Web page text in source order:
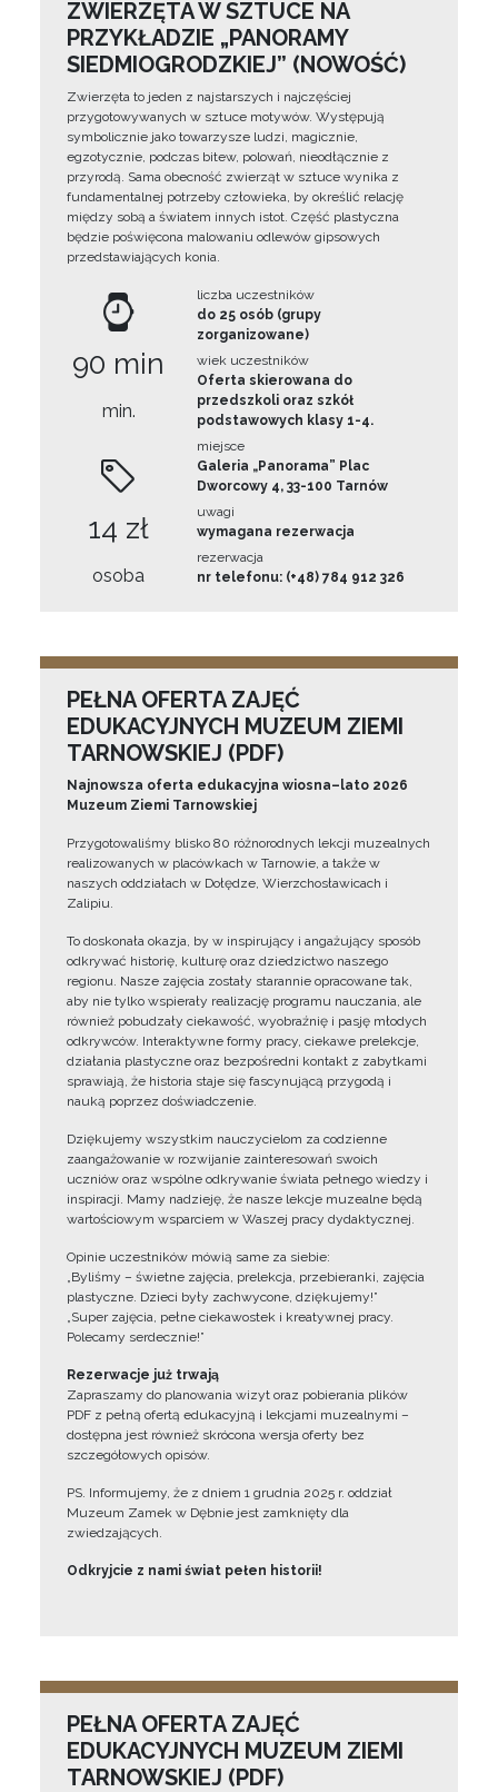
ZWIERZĘTA W SZTUCE NA
PRZYKŁADZIE „PANORAMY
SIEDMIOGRODZKIEJ” (NOWOŚĆ)
Zwierzęta to jeden z najstarszych i najczęściej
przygotowywanych w sztuce motywów. Występują
symbolicznie jako towarzysze ludzi, magicznie,
egzotycznie, podczas bitew, polowań, nieodłącznie z
przyrodą. Sama obecność zwierząt w sztuce wynika z
fundamentalnej potrzeby człowieka, by określić relację
między sobą a światem innych istot. Część plastyczna
będzie poświęcona malowaniu odlewów gipsowych
przedstawiających konia.
90 min
min.
14 zł
osoba
liczba uczestników
do 25 osób (grupy
zorganizowane)
wiek uczestników
Oferta skierowana do
przedszkoli oraz szkół
podstawowych klasy 1-4.
miejsce
Galeria „Panorama” Plac
Dworcowy 4, 33-100 Tarnów
uwagi
wymagana rezerwacja
rezerwacja
nr telefonu: (+48) 784 912 326
PEŁNA OFERTA ZAJĘĆ
EDUKACYJNYCH MUZEUM ZIEMI
TARNOWSKIEJ (PDF)
Najnowsza oferta edukacyjna wiosna–lato 2026
Muzeum Ziemi Tarnowskiej
Przygotowaliśmy blisko 80 różnorodnych lekcji muzealnych
realizowanych w placówkach w Tarnowie, a także w
naszych oddziałach w Dołędze, Wierzchosławicach i
Zalipiu.
To doskonała okazja, by w inspirujący i angażujący sposób
odkrywać historię, kulturę oraz dziedzictwo naszego
regionu. Nasze zajęcia zostały starannie opracowane tak,
aby nie tylko wspierały realizację programu nauczania, ale
również pobudzały ciekawość, wyobraźnię i pasję młodych
odkrywców. Interaktywne formy pracy, ciekawe prelekcje,
działania plastyczne oraz bezpośredni kontakt z zabytkami
sprawiają, że historia staje się fascynującą przygodą i
nauką poprzez doświadczenie.
Dziękujemy wszystkim nauczycielom za codzienne
zaangażowanie w rozwijanie zainteresowań swoich
uczniów oraz wspólne odkrywanie świata pełnego wiedzy i
inspiracji. Mamy nadzieję, że nasze lekcje muzealne będą
wartościowym wsparciem w Waszej pracy dydaktycznej.
Opinie uczestników mówią same za siebie:
„Byliśmy – świetne zajęcia, prelekcja, przebieranki, zajęcia
plastyczne. Dzieci były zachwycone, dziękujemy!”
„Super zajęcia, pełne ciekawostek i kreatywnej pracy.
Polecamy serdecznie!”
Rezerwacje już trwają
Zapraszamy do planowania wizyt oraz pobierania plików
PDF z pełną ofertą edukacyjną i lekcjami muzealnymi –
dostępna jest również skrócona wersja oferty bez
szczegółowych opisów.
PS. Informujemy, że z dniem 1 grudnia 2025 r. oddział
Muzeum Zamek w Dębnie jest zamknięty dla
zwiedzających.
Odkryjcie z nami świat pełen historii!
PEŁNA OFERTA ZAJĘĆ
EDUKACYJNYCH MUZEUM ZIEMI
TARNOWSKIEJ (PDF)